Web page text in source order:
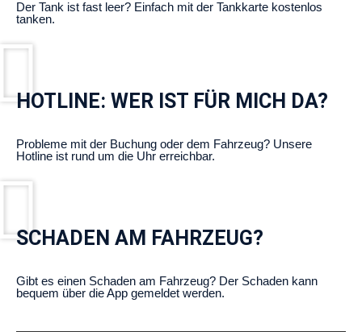
Der Tank ist fast leer? Einfach mit der Tankkarte kostenlos
tanken.
HOTLINE: WER IST FÜR MICH DA?
Probleme mit der Buchung oder dem Fahrzeug? Unsere
Hotline ist rund um die Uhr erreichbar.
SCHADEN AM FAHRZEUG?
Gibt es einen Schaden am Fahrzeug? Der Schaden kann
bequem über die App gemeldet werden.